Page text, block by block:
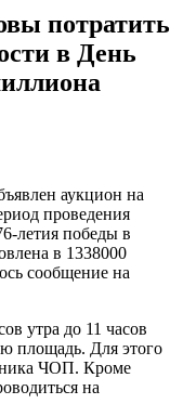
потратить
в День
аукцион на
проведения
летия победы в
в 1338000
сообщение на
утра до 11 часов
площадь. Для этого
ЧОП. Кроме
на